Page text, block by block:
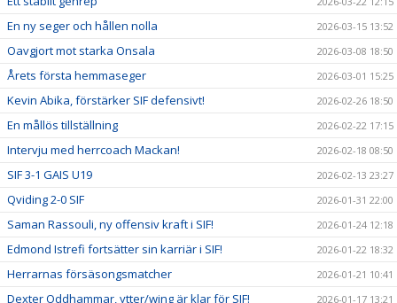
En ny seger och hållen nolla 2026-03-15 13:52
Oavgjort mot starka Onsala 2026-03-08 18:50
Årets första hemmaseger 2026-03-01 15:25
Kevin Abika, förstärker SIF defensivt! 2026-02-26 18:50
En mållös tillställning 2026-02-22 17:15
Intervju med herrcoach Mackan! 2026-02-18 08:50
SIF 3-1 GAIS U19 2026-02-13 23:27
Qviding 2-0 SIF 2026-01-31 22:00
Saman Rassouli, ny offensiv kraft i SIF! 2026-01-24 12:18
Edmond Istrefi fortsätter sin karriär i SIF! 2026-01-22 18:32
Herrarnas försäsongsmatcher 2026-01-21 10:41
Dexter Oddhammar, ytter/wing är klar för SIF! 2026-01-17 13:21